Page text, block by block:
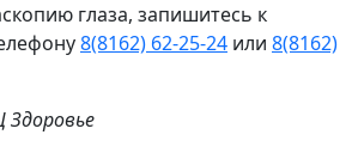
глаза, запишитесь к
8(8162) 62-25-24 или 8(8162)